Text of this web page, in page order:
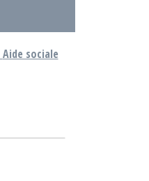
Aide sociale